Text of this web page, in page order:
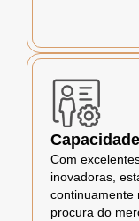
Com
inovadoras,
continuamente
procura do